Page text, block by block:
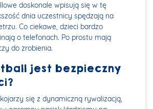
doskonale wpisują się w tę
dnia uczestnicy spędzają na
Co ciekawe, dzieci bardzo
o telefonach. Po prostu mają
do zrobienia.
jest bezpieczny
się z dynamiczną rywalizacją,